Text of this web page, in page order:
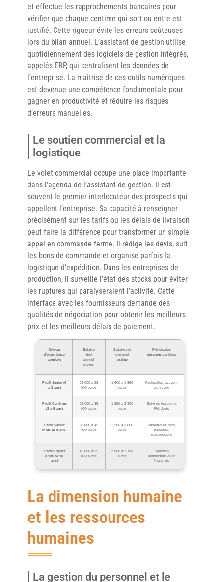
et effectue les rapprochements bancaires pour
vérifier que chaque centime qui sort ou entre est
justifié. Cette rigueur évite les erreurs coûteuses
lors du bilan annuel. L’assistant de gestion utilise
quotidiennement des logiciels de gestion intégrés,
appelés ERP, qui centralisent les données de
l’entreprise. La maîtrise de ces outils numériques
est devenue une compétence fondamentale pour
gagner en productivité et réduire les risques
d’erreurs manuelles.
Le soutien commercial et la
logistique
Le volet commercial occupe une place importante
dans l’agenda de l’assistant de gestion. Il est
souvent le premier interlocuteur des prospects qui
appellent l’entreprise. Sa capacité à renseigner
précisément sur les tarifs ou les délais de livraison
peut faire la différence pour transformer un simple
appel en commande ferme. Il rédige les devis, suit
les bons de commande et organise parfois la
logistique d’expédition. Dans les entreprises de
production, il surveille l’état des stocks pour éviter
les ruptures qui paralyseraient l’activité. Cette
interface avec les fournisseurs demande des
qualités de négociation pour obtenir les meilleurs
prix et les meilleurs délais de paiement.
Niveau
d’expérience
constaté
Salaire
brut
annuel
moyen
Salaire net
mensuel
estimé
Principales
missions confiées
Profil Junior (0
à 2 ans)
24 000 à 28
000 euros
1 600 à 1 850
euros
Facturation, accueil,
archivage
Profil Confirmé
(2 à 5 ans)
28 000 à 35
000 euros
1 850 à 2 300
euros
Suivi de trésorerie,
RH, devis
Profil Senior
(Plus de 5 ans)
35 000 à 45
000 euros
2 300 à 3 000
euros
Tableaux de bord,
reporting,
management
Profil Expert
(Plus de 10
ans)
45 000 à 55
000 euros
3 000 à 3 700
euros
Direction
administrative et
financière
La dimension humaine
et les ressources
humaines
La gestion du personnel et le